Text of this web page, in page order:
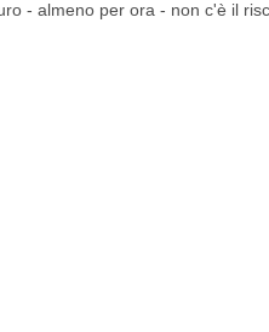
- almeno per ora - non c'è il